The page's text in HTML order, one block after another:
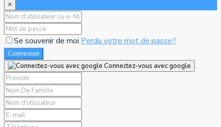
×
Se souvenir de moi Perdu votre mot de passe?
Connexion
Connectez-vous avec google